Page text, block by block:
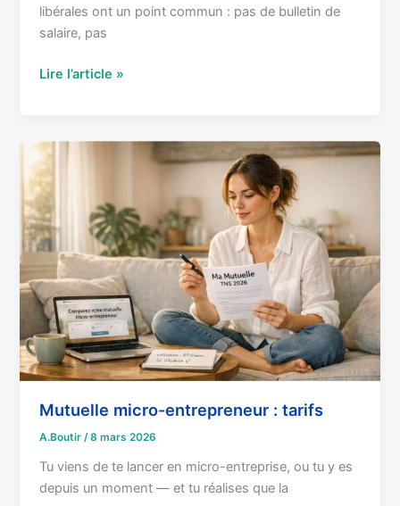
libérales ont un point commun : pas de bulletin de
salaire, pas
Lire l’article »
Mutuelle micro-entrepreneur : tarifs
A.Boutir/8 mars 2026
Tu viens de te lancer en micro-entreprise, ou tu y es
depuis un moment — et tu réalises que la
Mutuelle
micro-
entrepreneur
:
tarifs